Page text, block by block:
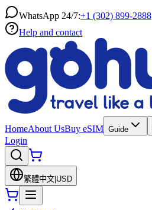
WhatsApp 24/7:+1 (302) 899-2888
Help and contact
HomeAbout UsBuy eSIM Guide
Login
繁體中文 USD